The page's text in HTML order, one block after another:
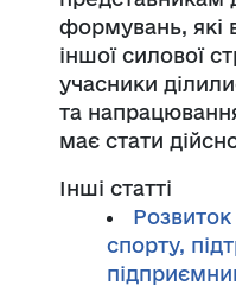
формувань, які
іншої силової
учасники
та
має стати
Інші статті
спорту,